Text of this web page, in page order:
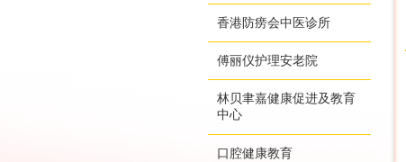
香港防痨会中医诊所
傅丽仪护理安老院
林贝聿嘉健康促进及教育
中心
口腔健康教育